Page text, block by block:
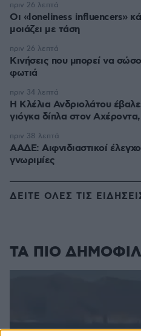
Οι «loneliness influencers»
μοιάζει με τάση
πριν 26 λεπτά
Κινήσεις που μπορεί να
φωτιά
πριν 26 λεπτά
Η Κλέλια Ανδριολάτου
γιόγκα δίπλα στον Αχέροντα,
πριν 34 λεπτά
ΑΑΔΕ: Αιφνιδιαστικοί
γνωριμίες
πριν 38 λεπτά
ΔΕΙΤΕ ΟΛΕΣ ΤΙΣ
ΤΑ ΠΙΟ